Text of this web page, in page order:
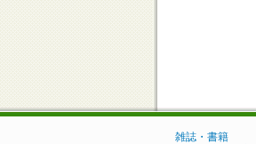
雑誌・書籍